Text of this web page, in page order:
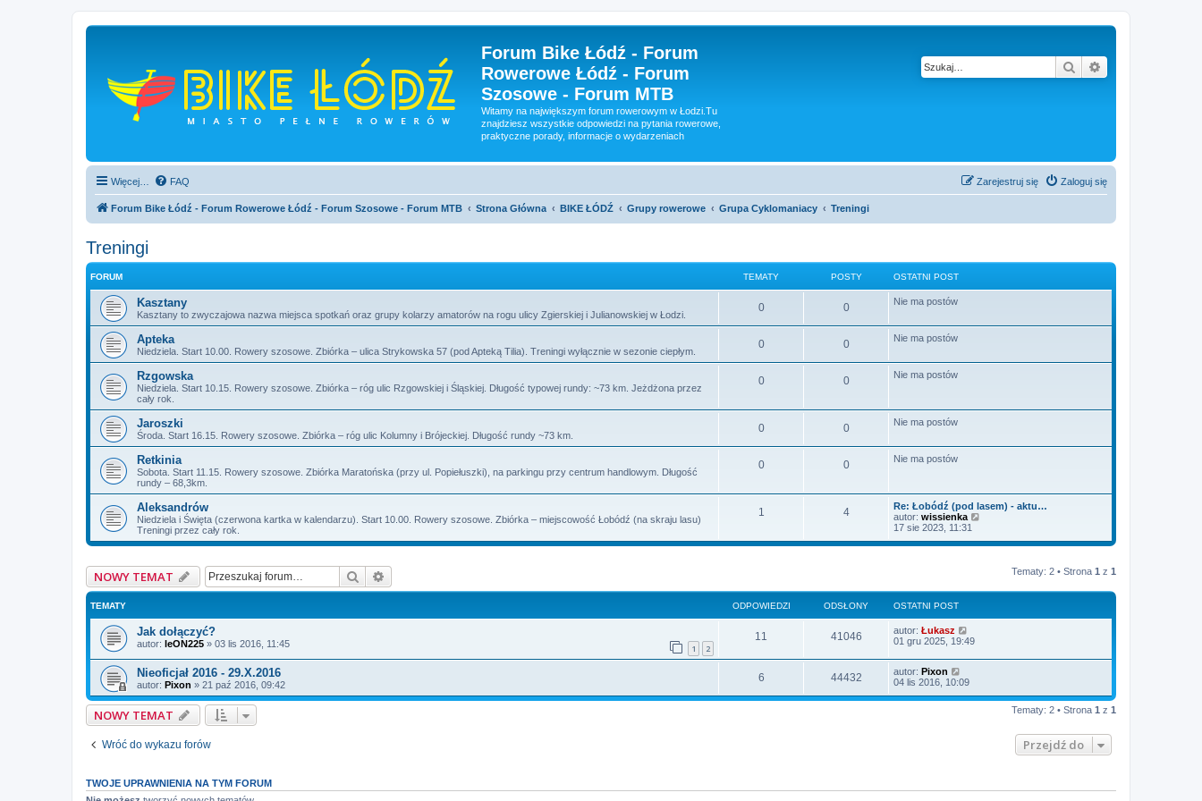
Forum Bike Łódź - Forum
Rowerowe Łódź - Forum
Szosowe - Forum MTB
Witamy na największym forum rowerowym w Łodzi.Tu
znajdziesz wszystkie odpowiedzi na pytania rowerowe,
praktyczne porady, informacje o wydarzeniach
Szukaj
Więcej… FAQ Zaloguj się
Zarejestruj się
Forum Bike Łódź - Forum Rowerowe Łódź - Forum Szosowe - Forum MTB Strona Główna BIKE ŁÓDŹ Grupy rowerowe Grupa Cyklomaniacy Treningi
Treningi
FORUM TEMATY POSTY OSTATNI POST
Kasztany
Kasztany to zwyczajowa nazwa miejsca spotkań oraz grupy kolarzy amatorów na rogu ulicy Zgierskiej i Julianowskiej w Łodzi.
0 0 Nie ma postów
Apteka
Niedziela. Start 10.00. Rowery szosowe. Zbiórka – ulica Strykowska 57 (pod Apteką Tilia). Treningi wyłącznie w sezonie ciepłym.
0 0 Nie ma postów
Rzgowska
Niedziela. Start 10.15. Rowery szosowe. Zbiórka – róg ulic Rzgowskiej i Śląskiej. Długość typowej rundy: ~73 km. Jeżdżona przez
cały rok.
0 0 Nie ma postów
Jaroszki
Środa. Start 16.15. Rowery szosowe. Zbiórka – róg ulic Kolumny i Brójeckiej. Długość rundy ~73 km.
0 0 Nie ma postów
Retkinia
Sobota. Start 11.15. Rowery szosowe. Zbiórka Maratońska (przy ul. Popiełuszki), na parkingu przy centrum handlowym. Długość
rundy – 68,3km.
0 0 Nie ma postów
Aleksandrów
Niedziela i Święta (czerwona kartka w kalendarzu). Start 10.00. Rowery szosowe. Zbiórka – miejscowość Łobódź (na skraju lasu)
Treningi przez cały rok.
1 4
Re: Łobódź (pod lasem) - aktu…
autor: wissienka
w
l
p
17 sie 2023, 11:31
NOWY TEMAT Szukaj Tematy: 2 • Strona 1 z 1
TEMATY ODPOWIEDZI ODSŁONY OSTATNI POST
Jak dołączyć?
autor: leON225 » 03 lis 2016, 11:45 1 2
11 41046 autor: Łukasz
01 gru 2025, 19:49
Nieoficjał 2016 - 29.X.2016
autor: Pixon » 21 paź 2016, 09:42
6 44432 autor: Pixon
04 lis 2016, 10:09
NOWY TEMAT Tematy: 2 • Strona 1 z 1
Wróć do wykazu forów Przejdź do
TWOJE UPRAWNIENIA NA TYM FORUM